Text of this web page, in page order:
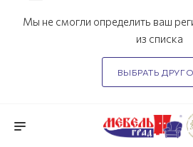
Мы не смогли определить ваш
из списка
ВЫБРАТЬ